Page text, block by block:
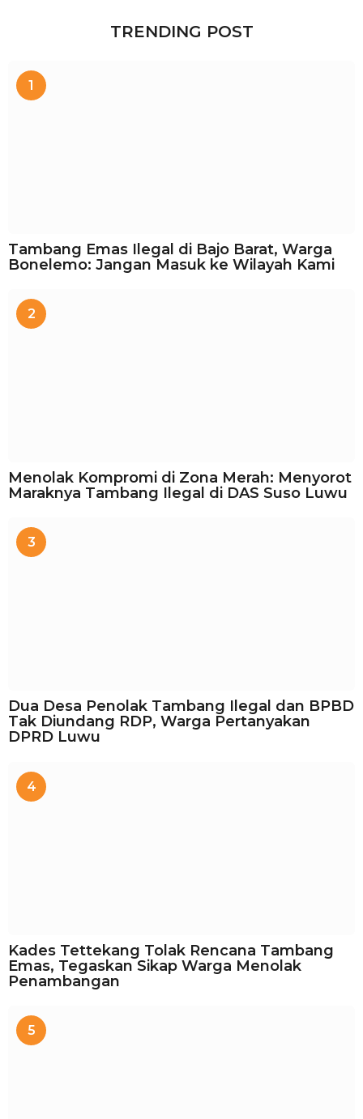
TRENDING POST
1
Tambang Emas Ilegal di Bajo Barat, Warga
Bonelemo: Jangan Masuk ke Wilayah Kami
2
Menolak Kompromi di Zona Merah: Menyorot
Maraknya Tambang Ilegal di DAS Suso Luwu
3
Dua Desa Penolak Tambang Ilegal dan BPBD
Tak Diundang RDP, Warga Pertanyakan
DPRD Luwu
4
Kades Tettekang Tolak Rencana Tambang
Emas, Tegaskan Sikap Warga Menolak
Penambangan
5